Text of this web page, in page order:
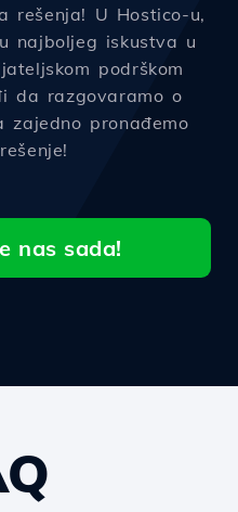
rešenja! U Hostico-u,
najboljeg iskustva u
podrškom
da razgovaramo o
pronađemo
nas sada!